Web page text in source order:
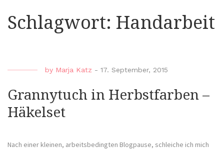
Schlagwort: Handarbeit
by Marja Katz - 17. September, 2015
Grannytuch in Herbstfarben –
Häkelset
Nach einer kleinen, arbeitsbedingten Blogpause, schleiche ich mich